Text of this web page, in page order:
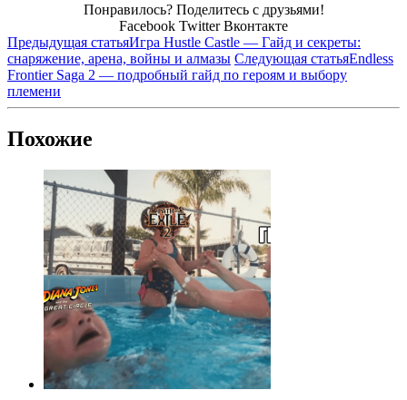
Понравилось? Поделитесь с друзьями!
Facebook Twitter Вконтакте
Предыдущая статьяИгра Hustle Castle — Гайд и секреты:
снаряжение, арена, войны и алмазы Следующая статьяEndless
Frontier Saga 2 — подробный гайд по героям и выбору
племени
Похожие